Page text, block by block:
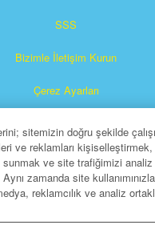
SSS
Bizimle İletişim Kurun
Çerez Ayarları
Christian Broadcasting
sitemizin doğru şekilde
ve reklamları
sunmak ve site trafiğimizi
zamanda site
reklamcılık ve analiz